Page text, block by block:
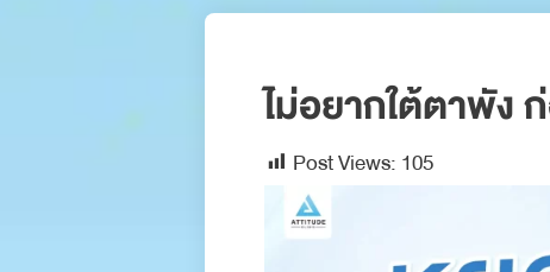
ไม่อยากใต้ตาพัง
Post Views: 105